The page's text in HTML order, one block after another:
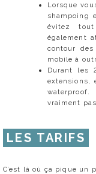
Lorsque
shampoing
évitez
également
contour
mobile à
Durant les
extensions,
vraiment
LES TARIFS
C’est là où ça pique un